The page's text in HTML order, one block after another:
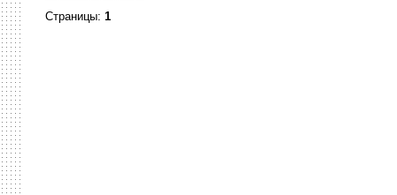
Страницы: 1